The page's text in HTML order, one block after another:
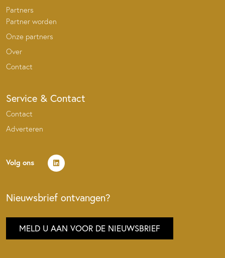
Partners
Partner worden
Onze partners
Over
Contact
Service & Contact
Contact
Adverteren
Volg ons
Nieuwsbrief ontvangen?
MELD U AAN VOOR DE NIEUWSBRIEF